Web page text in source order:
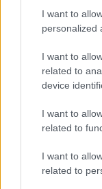
I want to
personalized
I want to
related to
device
I want to
related to
I want to
related to
törekszem,
amelyiknek ma
mindezt úgy
közben
kiszolgálunk,
hanem,
- Miért nem
Vidovszky
is szólnak: az